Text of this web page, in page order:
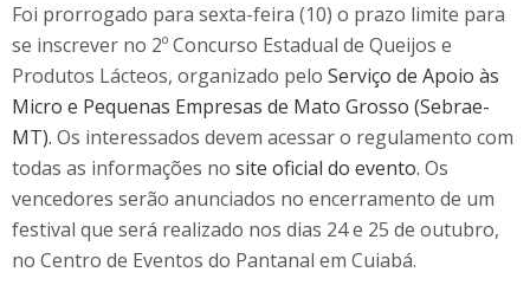
Foi prorrogado para sexta-feira (10) o prazo limite para
se inscrever no 2º Concurso Estadual de Queijos e
Produtos Lácteos, organizado pelo Serviço de Apoio às
Micro e Pequenas Empresas de Mato Grosso (Sebrae-
MT). Os interessados devem acessar o regulamento com
todas as informações no site oficial do evento. Os
vencedores serão anunciados no encerramento de um
festival que será realizado nos dias 24 e 25 de outubro,
no Centro de Eventos do Pantanal em Cuiabá.